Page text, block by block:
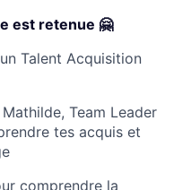
est retenue 🤗
Talent Acquisition
Team Leader
tes acquis et
comprendre la